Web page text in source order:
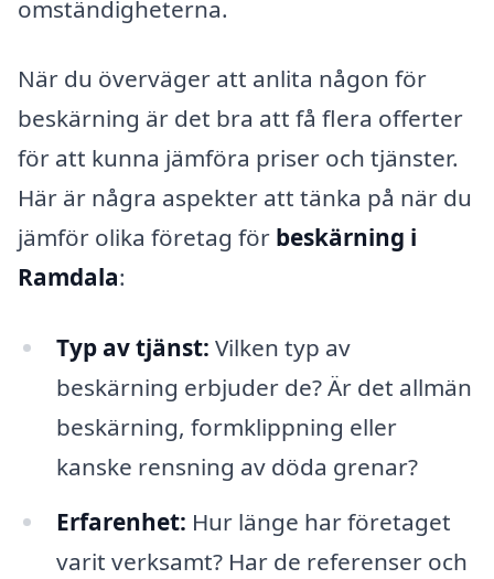
omständigheterna.
När du överväger att anlita någon för
beskärning är det bra att få flera offerter
för att kunna jämföra priser och tjänster.
Här är några aspekter att tänka på när du
jämför olika företag för beskärning i
Ramdala:
Typ av tjänst: Vilken typ av
beskärning erbjuder de? Är det allmän
beskärning, formklippning eller
kanske rensning av döda grenar?
Erfarenhet: Hur länge har företaget
varit verksamt? Har de referenser och